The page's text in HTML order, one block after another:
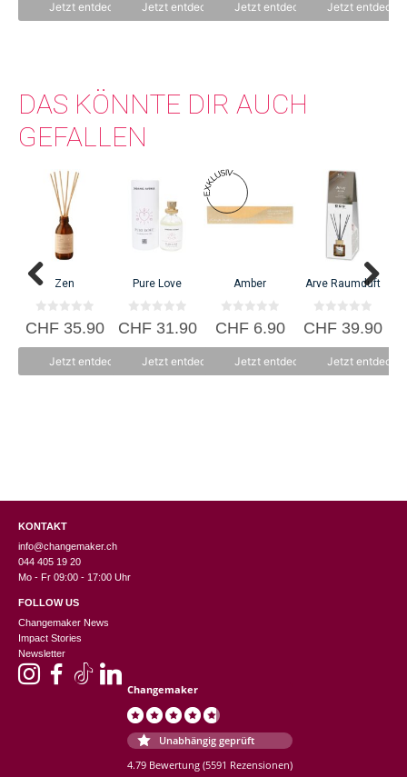
Jetzt entdecken Jetzt entdecken Jetzt entdecken Jetzt
DAS KÖNNTE DIR AUCH
GEFALLEN
Zen
0
v
CHF35.90
Jetzt entdecken
Pure Love
0
v
CHF31.90
Jetzt entdecken
Amber
0
v
CHF6.90
Jetzt entdecken
Arve Raumduft
0
v
CHF39.90
Jetzt
KONTAKT
info@changemaker.ch
044 405 19 20
Mo - Fr 09:00 - 17:00 Uhr
FOLLOW US
Changemaker News
Impact Stories
Newsletter
Changemaker
Unabhängig geprüft
4.79 Bewertung (5591 Rezensionen)